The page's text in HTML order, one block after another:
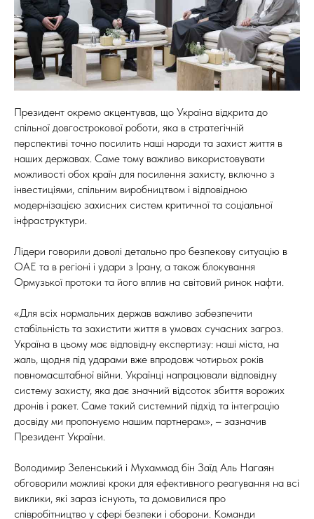
Президент окремо акцентував, що Україна відкрита до
спільної довгострокової роботи, яка в стратегічній
перспективі точно посилить наші народи та захист життя в
наших державах. Саме тому важливо використовувати
можливості обох країн для посилення захисту, включно з
інвестиціями, спільним виробництвом і відповідною
модернізацією захисних систем критичної та соціальної
інфраструктури.
Лідери говорили доволі детально про безпекову ситуацію в
ОАЕ та в регіоні і удари з Ірану, а також блокування
Ормузької протоки та його вплив на світовий ринок нафти.
«Для всіх нормальних держав важливо забезпечити
стабільність та захистити життя в умовах сучасних загроз.
Україна в цьому має відповідну експертизу: наші міста, на
жаль, щодня під ударами вже впродовж чотирьох років
повномасштабної війни. Українці напрацювали відповідну
систему захисту, яка дає значний відсоток збиття ворожих
дронів і ракет. Саме такий системний підхід та інтеграцію
досвіду ми пропонуємо нашим партнерам», – зазначив
Президент України.
Володимир Зеленський і Мухаммад бін Заїд Аль Нагаян
обговорили можливі кроки для ефективного реагування на всі
виклики, які зараз існують, та домовилися про
співробітництво у сфері безпеки і оборони. Команди